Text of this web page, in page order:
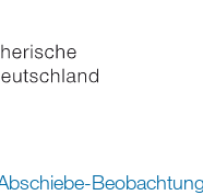
Beobachtung